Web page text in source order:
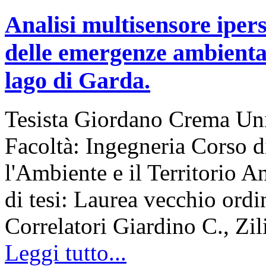
Analisi multisensore
delle emergenze
lago di Garda.
Tesista Giordano Crema
Facoltà: Ingegneria Corso
l'Ambiente e il Territorio
di tesi: Laurea vecchio
Correlatori Giardino C.,
Leggi tutto...